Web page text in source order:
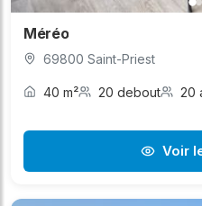
Méréo
69800 Saint-Priest
40 m² 20 debout 20
Voir